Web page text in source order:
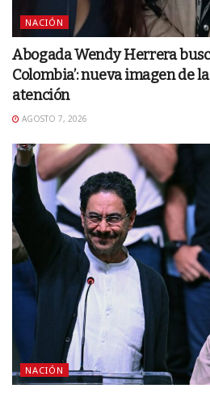
NACIÓN
Abogada Wendy Herrera
Colombia’: nueva imagen de
atención
AGOSTO 7, 2026
NACIÓN